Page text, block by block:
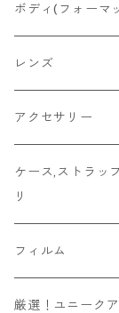
2026/06/21
2026/06/12
2026/06/11
2026/06/10
Ricoh
Mamiya
京セラ
FUJIFILM
Leica
その他舶来
Konica
Leica
Rollei
OLYMPUS
YASHICA
CONTAX
国産その他
CONTAX
HASSELBLAD
Rollei
PLAUBEL
Voigtlander
ZEISSIKON
ミラーレス一眼
コンパクト
Fマウント
FDマウント
SR/MDマウント
OMマウント
Kマウント
M42マウント
ボディ(フォーマ
ハーフサイズ
フルサイズ
6x4.5
6x6
6x7
レンズ
Fマウント
FDマウント
SR/MDマウント
OMマウント
アクセサリー
キャップ
フード
マウントアダプ
ケース,ストラッ
リ
マウントアダプタ
ソニーEマウントボ
ハンドメイド
フィルム
135フィルム
厳選！ユニーク